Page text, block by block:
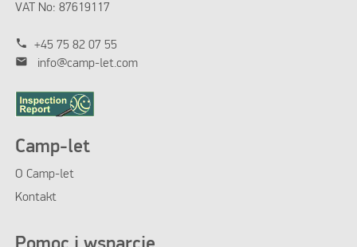
VAT No: 87619117
phone +45 75 82 07 55
mail info@camp-let.com
Camp-let
O Camp-let
Kontakt